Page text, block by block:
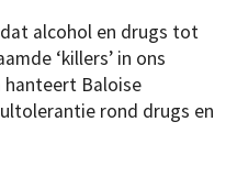
alcohol en drugs tot
‘killers’ in ons
hanteert Baloise
rond drugs en